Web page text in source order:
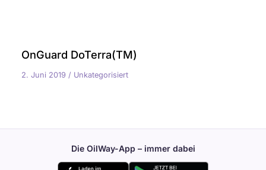
OnGuard DoTerra(TM)
2. Juni 2019/ Unkategorisiert
Die OilWay-App – immer dabei